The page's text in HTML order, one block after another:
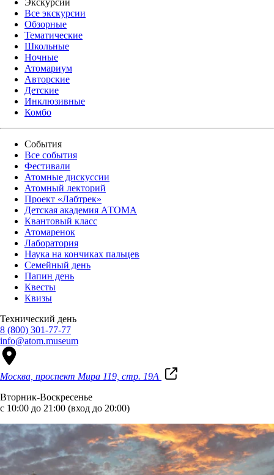
Все экскурсии
Обзорные
Тематические
Школьные
Ночные
Атомариум
Авторские
Детские
Инклюзивные
Комбо
События
Все события
Фестивали
Атомные дискуссии
Атомный лекторий
Проект «Лабтрек»
Детская академия АТОМА
Квантовый класс
Атомаренок
Лаборатория
Наука на кончиках пальцев
Семейный день
Папин день
Квесты
Квизы
Технический день
8 (800) 301-77-77
info@atom.museum
Москва, проспект Мира 119, стр. 19А
Вторник-Воскресенье
с 10:00 до 21:00 (вход до 20:00)